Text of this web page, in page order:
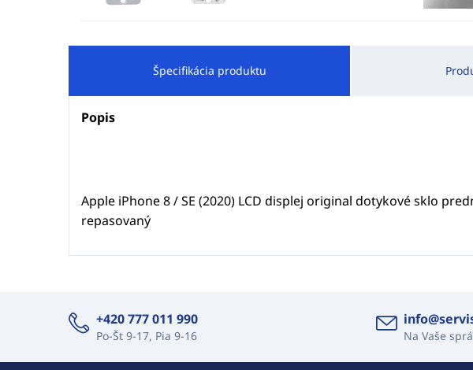
Špecifikácia produktu
Popis
Apple iPhone 8 / SE (2020) LCD displej original dotykové sklo
repasovaný
+420 777 011 990
Po-Št 9-17, Pia 9-16 Na Vaše